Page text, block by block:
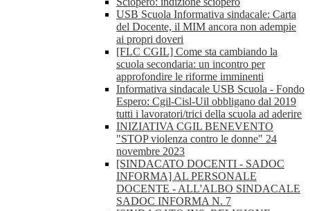
USB Scuola Informativa sindacale: Carta
del Docente, il MIM ancora non adempie
ai propri doveri
[FLC CGIL] Come sta cambiando la
scuola secondaria: un incontro per
approfondire le riforme imminenti
Informativa sindacale USB Scuola - Fondo
Espero: Cgil-Cisl-Uil obbligano dal 2019
tutti i lavoratori/trici della scuola ad aderire
INIZIATIVA CGIL BENEVENTO
"STOP violenza contro le donne" 24
novembre 2023
[SINDACATO DOCENTI - SADOC
INFORMA] AL PERSONALE
DOCENTE - ALL'ALBO SINDACALE
SADOC INFORMA N. 7